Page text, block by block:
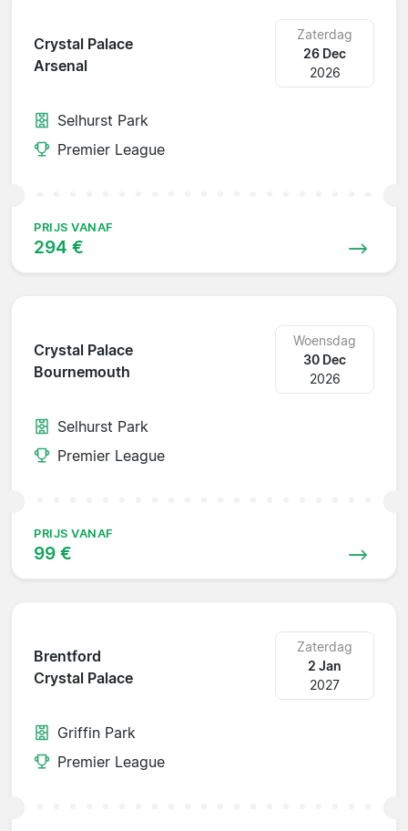
Crystal Palace
Arsenal
Zaterdag
26 Dec
2026
Selhurst Park
Premier League
PRIJS VANAF
294 €
Crystal Palace
Bournemouth
Woensdag
30 Dec
2026
Selhurst Park
Premier League
PRIJS VANAF
99 €
Brentford
Crystal Palace
Zaterdag
2 Jan
2027
Griffin Park
Premier League